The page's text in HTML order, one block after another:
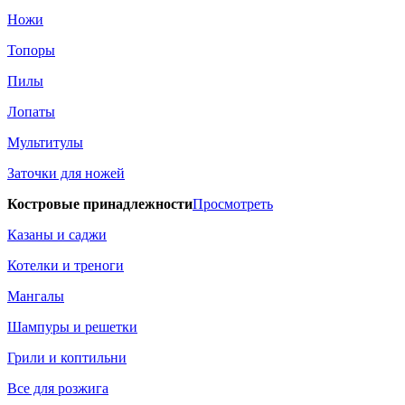
Ножи
Топоры
Пилы
Лопаты
Мультитулы
Заточки для ножей
Костровые принадлежностиПросмотреть
Казаны и саджи
Котелки и треноги
Мангалы
Шампуры и решетки
Грили и коптильни
Все для розжига